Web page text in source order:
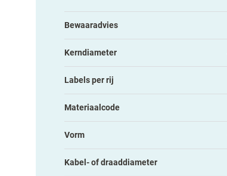
Bewaaradvies
Kerndiameter
Labels per rij
Materiaalcode
Vorm
Kabel- of draaddiameter